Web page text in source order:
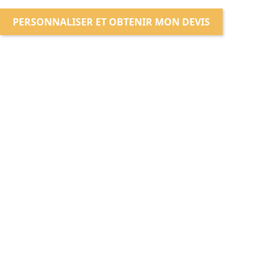
PERSONNALISER ET OBTENIR MON DEVIS